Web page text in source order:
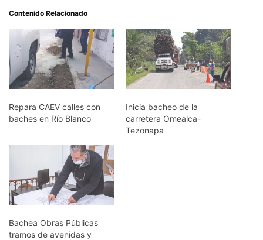
Contenido Relacionado
Repara CAEV calles con
baches en Río Blanco
Inicia bacheo de la
carretera Omealca-
Tezonapa
Bachea Obras Públicas
tramos de avenidas y